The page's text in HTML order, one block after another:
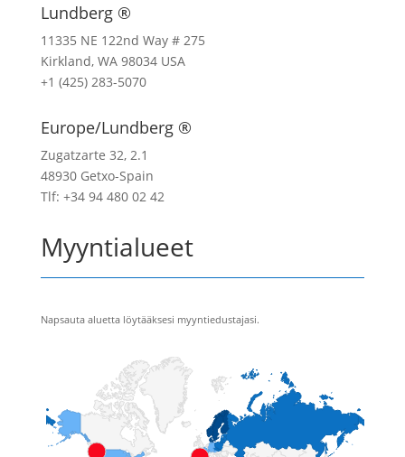
Lundberg ®
11335 NE 122nd Way # 275
Kirkland, WA 98034 USA
+1 (425) 283-5070
Europe/Lundberg ®
Zugatzarte 32, 2.1
48930 Getxo-Spain
Tlf: +34 94 480 02 42
Myyntialueet
Napsauta aluetta löytääksesi myyntiedustajasi.